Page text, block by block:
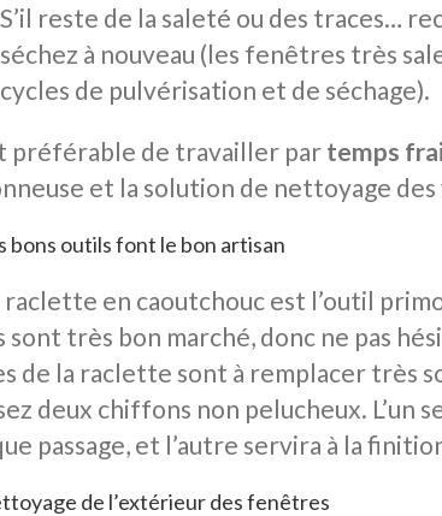
S’il reste de la saleté ou des traces…
séchez à nouveau (les fenêtres très
cycles de pulvérisation et de séchage).
préférable de travailler par temps
et la solution de nettoyage
bons outils font le bon artisan
raclette en caoutchouc est l’outil
sont très bon marché, donc ne pas
de la raclette sont à remplacer très
deux chiffons non pelucheux. L’un
passage, et l’autre servira à la
de l’extérieur des fenêtres